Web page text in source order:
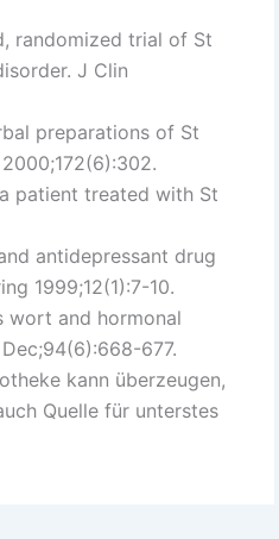
randomized trial of St
J Clin
preparations of St
patient treated with St
antidepressant drug
1999;12(1):7-10.
wort and hormonal
677.
kann überzeugen,
Quelle für unterstes